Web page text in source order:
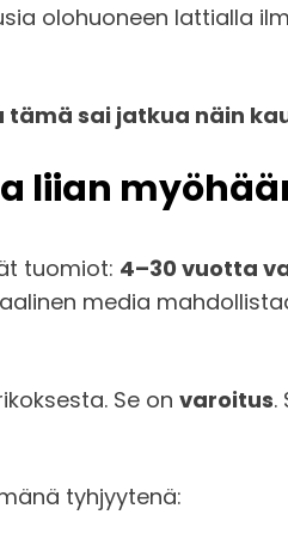
olohuoneen lattialla
tämä sai jatkua näin
liian
tuomiot: 4–30 vuotta
media
Se on varoitus.
tyhjyytenä: